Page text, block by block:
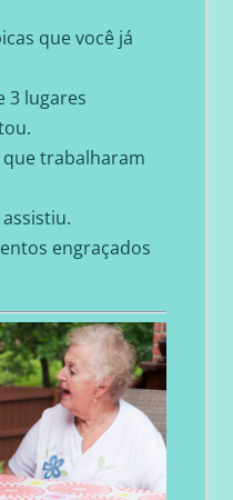
que você já
3 lugares
que trabalharam
engraçados